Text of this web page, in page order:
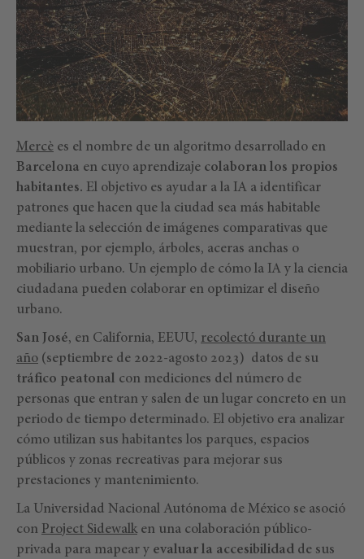
Mercè es el nombre de un algoritmo desarrollado en
Barcelona en cuyo aprendizaje colaboran los propios
habitantes. El objetivo es ayudar a la IA a identificar
patrones que hacen que la ciudad sea más habitable
mediante la selección de imágenes comparativas que
muestran, por ejemplo, árboles, aceras anchas o
mobiliario urbano. Un ejemplo de cómo la IA y la ciencia
ciudadana pueden colaborar en optimizar el diseño
urbano.
San José, en California, EEUU, recolectó durante un
año (septiembre de 2022-agosto 2023) datos de su
tráfico peatonal con mediciones del número de
personas que entran y salen de un lugar concreto en un
periodo de tiempo determinado. El objetivo era analizar
cómo utilizan sus habitantes los parques, espacios
públicos y zonas recreativas para mejorar sus
prestaciones y mantenimiento.
La Universidad Nacional Autónoma de México se asoció
con Project Sidewalken una colaboración público-
privada para mapear y evaluar la accesibilidad de sus